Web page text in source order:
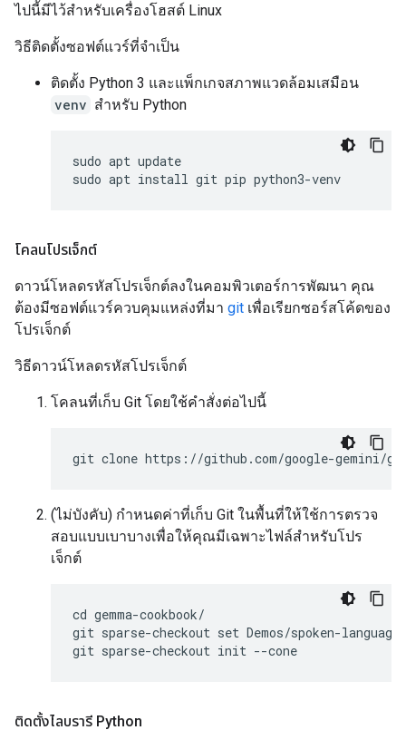
ไปนี้มีไว้สำหรับเครื่องโฮสต์ Linux
วิธีติดตั้งซอฟต์แวร์ที่จำเป็น
ติดตั้ง Python 3 และแพ็กเกจสภาพแวดล้อมเสมือน
venv สำหรับ Python
sudo apt update
โคลนโปรเจ็กต์
ดาวน์โหลดรหัสโปรเจ็กต์ลงในคอมพิวเตอร์การพัฒนา คุณ
ต้องมีซอฟต์แวร์ควบคุมแหล่งที่มา git เพื่อเรียกซอร์สโค้ดของ
โปรเจ็กต์
วิธีดาวน์โหลดรหัสโปรเจ็กต์
โคลนที่เก็บ Git โดยใช้คําสั่งต่อไปนี้
(ไม่บังคับ) กำหนดค่าที่เก็บ Git ในพื้นที่ให้ใช้การตรวจ
สอบแบบเบาบางเพื่อให้คุณมีเฉพาะไฟล์สำหรับโปร
เจ็กต์
cd gemma-cookbook/
git sparse-checkout set Demos/spoken-
ติดตั้งไลบรารี Python